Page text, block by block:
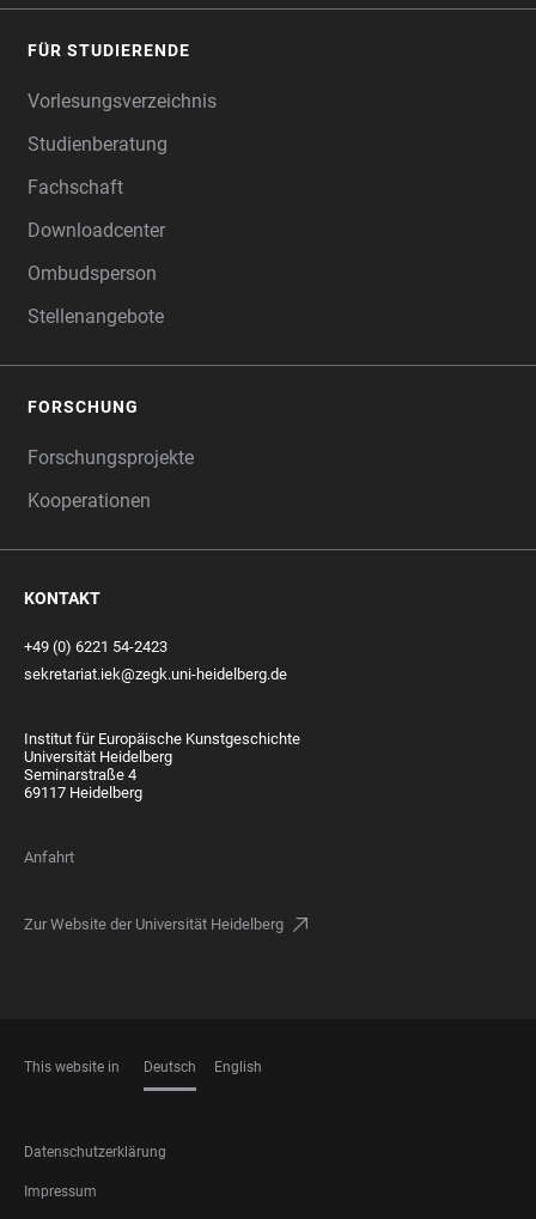
FÜR STUDIERENDE
Vorlesungsverzeichnis
Studienberatung
Fachschaft
Downloadcenter
Ombudsperson
Stellenangebote
FORSCHUNG
Forschungsprojekte
Kooperationen
KONTAKT
+49 (0) 6221 54-2423
sekretariat.iek@zegk.uni-heidelberg.de
Institut für Europäische Kunstgeschichte
Universität Heidelberg
Seminarstraße 4
69117 Heidelberg
Anfahrt
Zur Website der Universität Heidelberg
This website in Deutsch English
FOOTER
LEGAL
Datenschutzerklärung
Impressum